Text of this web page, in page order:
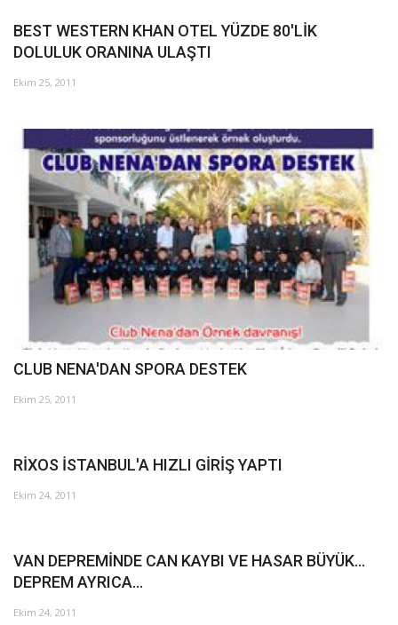
Lezzet Durakları
Sizlerden Gelenler
Yorumlar
Video Tanıtım
Köşe Yazarları
Galeri
BEST WESTERN KHAN OTEL YÜZDE 80'LİK
DOLULUK ORANINA ULAŞTI
Ekim 25, 2011
CLUB NENA'DAN SPORA DESTEK
Ekim 25, 2011
RİXOS İSTANBUL'A HIZLI GİRİŞ YAPTI
Ekim 24, 2011
VAN DEPREMİNDE CAN KAYBI VE HASAR BÜYÜK...
DEPREM AYRICA...
Ekim 24, 2011